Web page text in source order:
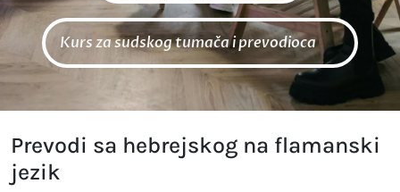
Kurs za sudskog tumača i prevodioca
Prevodi sa hebrejskog na flamanski
jezik